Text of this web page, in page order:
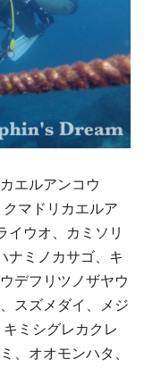
エルアンコウ
マドリカエルア
イウオ、カミソリ
ナミノカサゴ、キ
デフリツノザヤウ
スズメダイ、メジ
ミシグレカクレ
、オオモンハタ、